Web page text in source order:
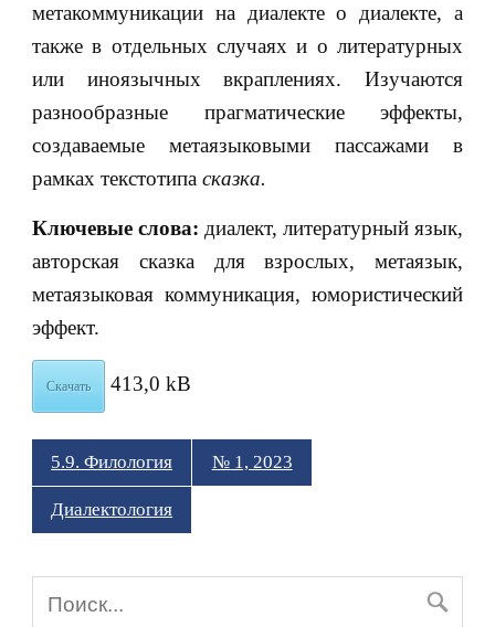
метакоммуникации на диалекте о диалекте, а
также в отдельных случаях и о литературных
или иноязычных вкраплениях. Изучаются
разнообразные прагматические эффекты,
создаваемые метаязыковыми пассажами в
рамках текстотипа сказка.
Ключевые слова: диалект, литературный язык,
авторская сказка для взрослых, метаязык,
метаязыковая коммуникация, юмористический
эффект.
Скачать 413,0 kB
5.9. Филология № 1, 2023
Диалектология